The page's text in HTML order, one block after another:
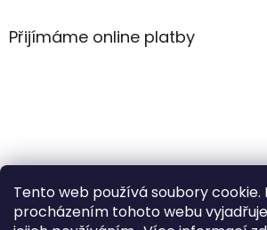
Tento web používá soubory cookie.
procházením tohoto webu
i
u
aPřijímáme online platby